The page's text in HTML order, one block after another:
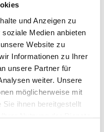
und Anzeigen zu
Medien anbieten
Website zu
Informationen zu Ihrer
unsere Partner für
weiter. Unsere
möglicherweise mit
ihnen bereitgestellt
Nutzung der Dienste
Stücke